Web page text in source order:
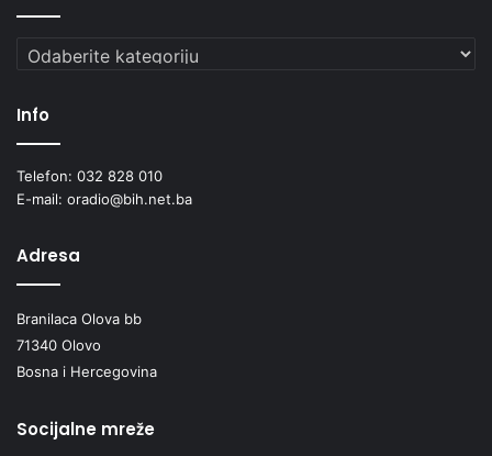
Kategorije
Info
Telefon: 032 828 010
E-mail: oradio@bih.net.ba
Adresa
Branilaca Olova bb
71340 Olovo
Bosna i Hercegovina
Socijalne mreže